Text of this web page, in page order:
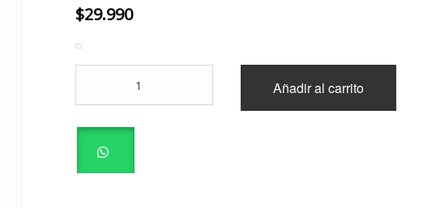
$29.990
ELEMENTO
ORIGINAL
FORTUNER
-
Añadir al carrito